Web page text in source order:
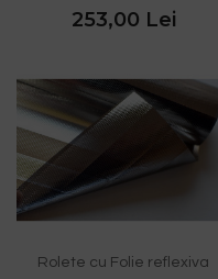
253,00 Lei
Rolete cu Folie reflexiva